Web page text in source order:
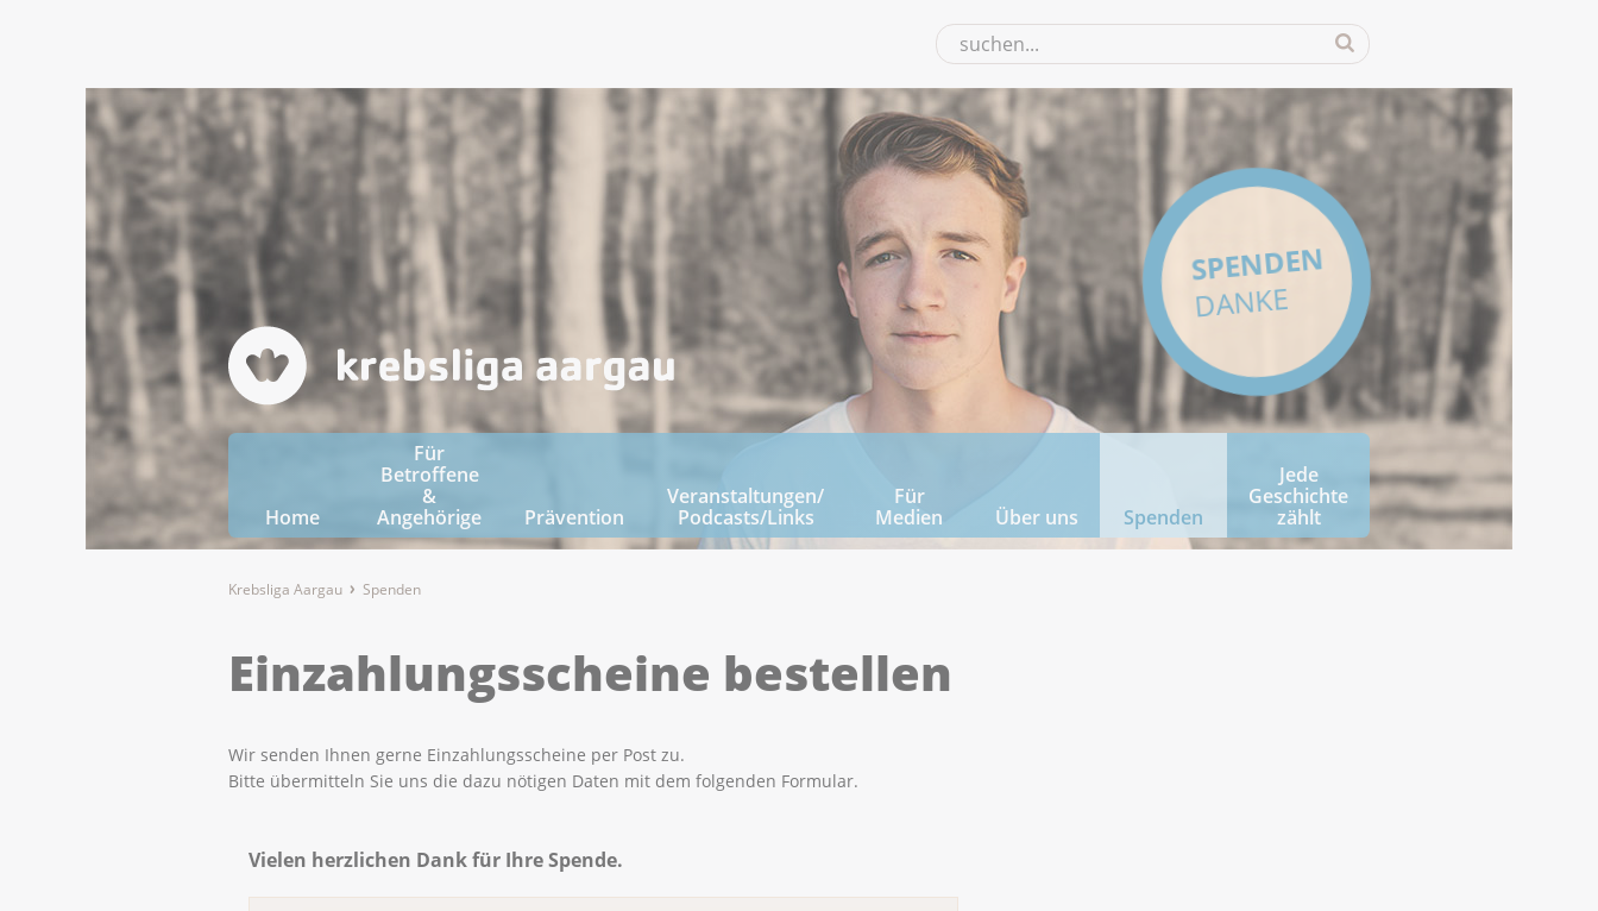
SPENDEN
DANKE
Home
Für
Betroffene
&
Angehörige
Prävention
Veranstaltungen/
Podcasts/Links
Für
Medien
Über uns Spenden
Jede
Geschichte
zählt
Krebsliga Aargau Spenden
Einzahlungsscheine bestellen
Wir senden Ihnen gerne Einzahlungsscheine per Post zu.
Bitte übermitteln Sie uns die dazu nötigen Daten mit dem folgenden Formular.
Vielen herzlichen Dank für Ihre Spende.